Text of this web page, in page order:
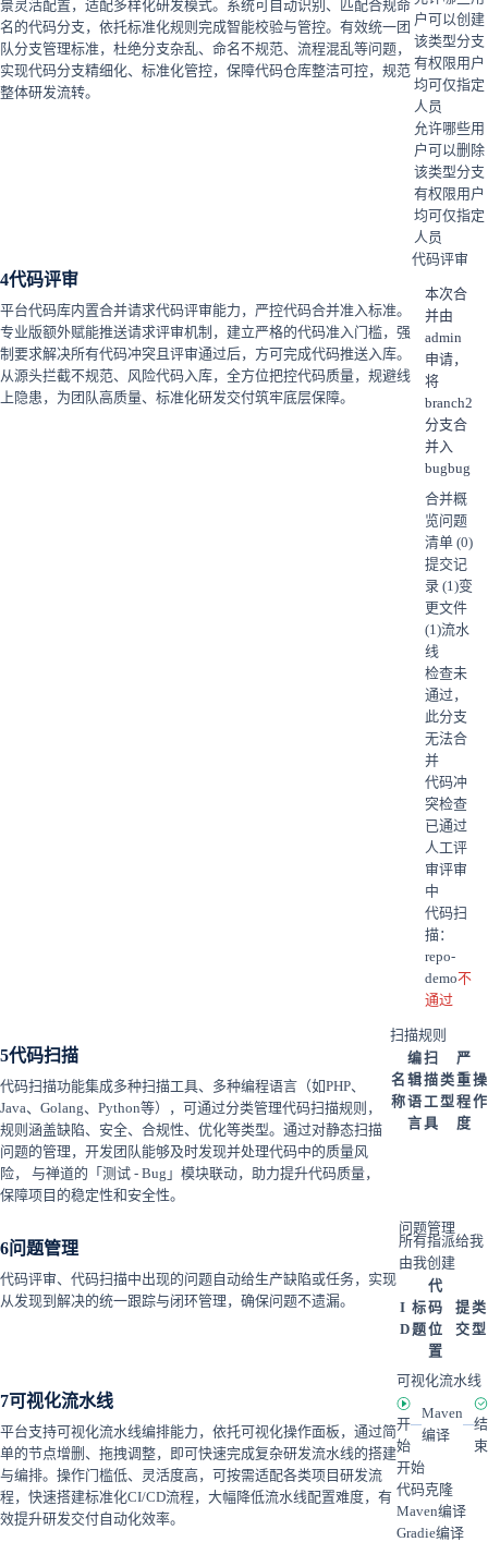
景灵活配置，适配多样化研发模式。系统可自动识别、匹配合规命
名的代码分支，依托标准化规则完成智能校验与管控。有效统一团
队分支管理标准，杜绝分支杂乱、命名不规范、流程混乱等问题，
实现代码分支精细化、标准化管控，保障代码仓库整洁可控，规范
整体研发流转。
户可以创建
该类型分支
有权限用户
均可仅指定
人员
允许哪些用
户可以删除
该类型分支
有权限用户
均可仅指定
人员
4代码评审
平台代码库内置合并请求代码评审能力，严控代码合并准入标准。
专业版额外赋能推送请求评审机制，建立严格的代码准入门槛，强
制要求解决所有代码冲突且评审通过后，方可完成代码推送入库。
从源头拦截不规范、风险代码入库，全方位把控代码质量，规避线
上隐患，为团队高质量、标准化研发交付筑牢底层保障。
代码评审
本次合
并由
admin
申请，
将
branch2
分支合
并入
bugbug
合并概
览问题
清单 (0)
提交记
录 (1)变
更文件
(1)流水
线
检查未
通过，
此分支
无法合
并
代码冲
突检查
已通过
人工评
审评审
中
代码扫
描：
repo-
demo不
通过
5代码扫描
代码扫描功能集成多种扫描工具、多种编程语言（如PHP、
Java、Golang、Python等），可通过分类管理代码扫描规则，
规则涵盖缺陷、安全、合规性、优化等类型。通过对静态扫描
问题的管理，开发团队能够及时发现并处理代码中的质量风
险， 与禅道的「测试 - Bug」模块联动，助力提升代码质量，
保障项目的稳定性和安全性。
扫描规则
名
称
编
辑
语
言
扫
描
工
具
类
型
严
重
程
度
操
作
6问题管理
代码评审、代码扫描中出现的问题自动给生产缺陷或任务，实现
从发现到解决的统一跟踪与闭环管理，确保问题不遗漏。
问题管理
所有指派给我
由我创建
I
D
标
题
代
码
位
置
提
交
类
型
7可视化流水线
平台支持可视化流水线编排能力，依托可视化操作面板，通过简
单的节点增删、拖拽调整，即可快速完成复杂研发流水线的搭建
与编排。操作门槛低、灵活度高，可按需适配各类项目研发流
程，快速搭建标准化CI/CD流程，大幅降低流水线配置难度，有
效提升研发交付自动化效率。
可视化流水线
开
始
Maven
编译
结
束
开始
代码克隆
Maven编译
Gradie编译